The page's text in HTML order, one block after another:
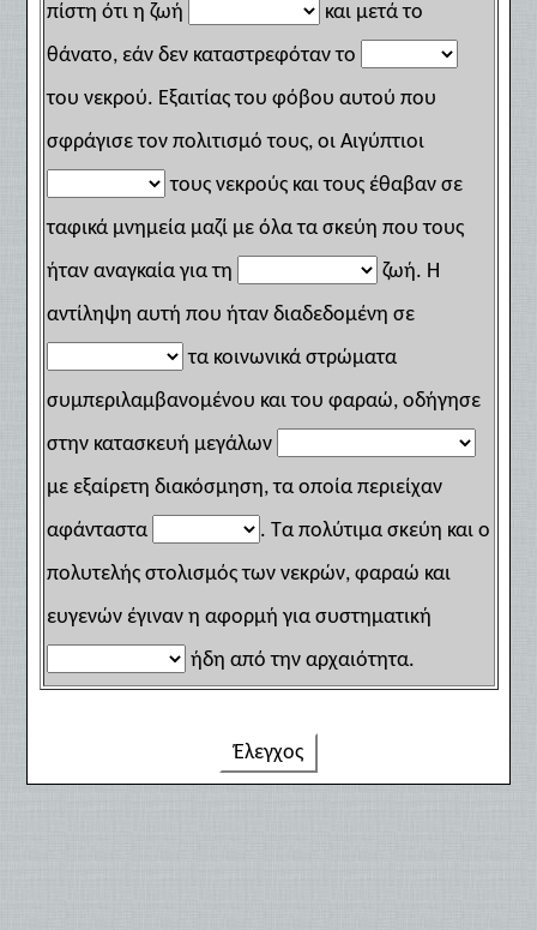
πίστη ότι η ζωή
και μετά το
θάνατο, εάν δεν καταστρεφόταν το
του νεκρού. Εξαιτίας του φόβου αυτού που
σφράγισε τον πολιτισμό τους, οι Αιγύπτιοι
τους νεκρούς και τους έθαβαν σε
ταφικά μνημεία μαζί με όλα τα σκεύη που τους
ήταν αναγκαία για τη
ζωή. Η
αντίληψη αυτή που ήταν διαδεδομένη σε
τα κοινωνικά στρώματα
συμπεριλαμβανομένου και του φαραώ, οδήγησε
στην κατασκευή μεγάλων
με εξαίρετη διακόσμηση, τα οποία περιείχαν
αφάνταστα
. Τα πολύτιμα σκεύη και ο
πολυτελής στολισμός των νεκρών, φαραώ και
ευγενών έγιναν η αφορμή για συστηματική
ήδη από την αρχαιότητα.
Έλεγχος